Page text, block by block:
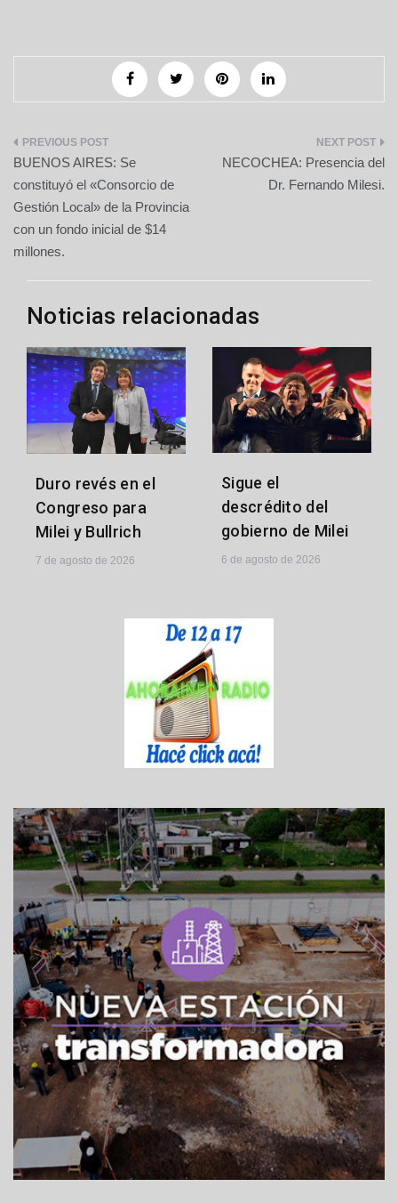
Navegación
de
entradas
BUENOS AIRES: Se
constituyó el «Consorcio de
Gestión Local» de la Provincia
con un fondo inicial de $14
millones.
NECOCHEA: Presencia del
Dr. Fernando Milesi.
Noticias relacionadas
Duro revés en el
Congreso para
Milei y Bullrich
7 de agosto de 2026
Sigue el
descrédito del
gobierno de Milei
6 de agosto de 2026